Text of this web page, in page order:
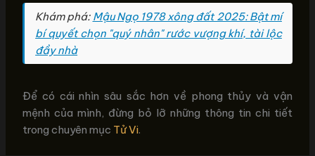
Khám phá: Mậu Ngọ 1978 xông đất 2025: Bật mí
bí quyết chọn "quý nhân" rước vượng khí, tài lộc
đầy nhà
Để có cái nhìn sâu sắc hơn về phong thủy và vận
mệnh của mình, đừng bỏ lỡ những thông tin chi tiết
trong chuyên mục Tử Vi.